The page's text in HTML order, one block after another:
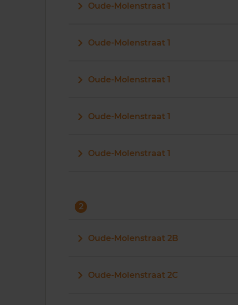
Oude-Molenstraat 1
Oude-Molenstraat 1
Oude-Molenstraat 1
Oude-Molenstraat 1
Oude-Molenstraat 1
2
Oude-Molenstraat 2B
Oude-Molenstraat 2C